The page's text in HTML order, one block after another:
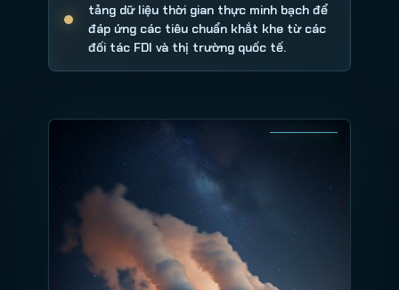
tảng dữ liệu thời gian thực minh bạch để
đáp ứng các tiêu chuẩn khắt khe từ các
đối tác FDI và thị trường quốc tế.